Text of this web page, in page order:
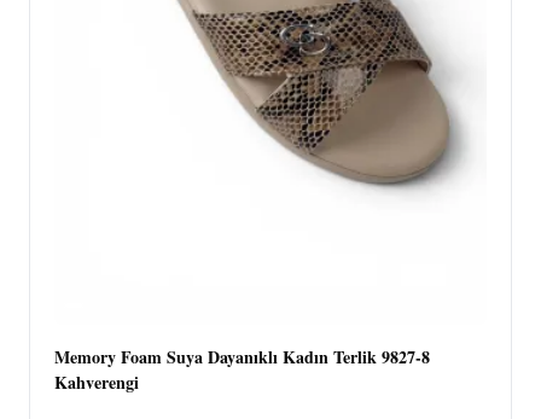
Memory Foam Suya Dayanıklı Kadın Terlik 9827-8
Kahverengi